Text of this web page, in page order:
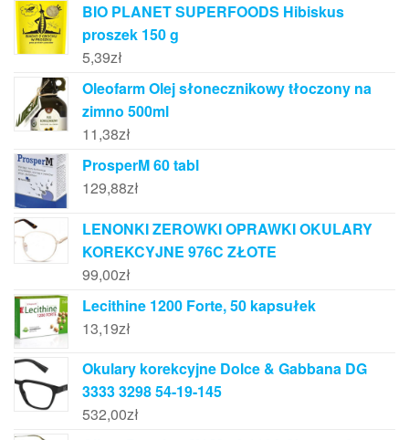
BIO PLANET SUPERFOODS Hibiskus
proszek 150 g
5,39zł
Oleofarm Olej słonecznikowy tłoczony na
zimno 500ml
11,38zł
ProsperM 60 tabl
129,88zł
LENONKI ZEROWKI OPRAWKI OKULARY
KOREKCYJNE 976C ZŁOTE
99,00zł
Lecithine 1200 Forte, 50 kapsułek
13,19zł
Okulary korekcyjne Dolce & Gabbana DG
3333 3298 54-19-145
532,00zł